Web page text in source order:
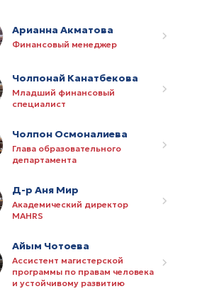
Арианна Акматова
Финансовый менеджер
Чолпонай Канатбекова
Младший финансовый
специалист
Чолпон Осмоналиева
Глава образовательного
департамента
Д-р Аня Мир
Академический директор
MAHRS
Айым Чотоева
Ассистент магистерской
программы по правам человека
и устойчивому развитию